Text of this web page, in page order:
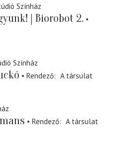
Színház
| Biorobot 2.
Színház
Rendező
A társulat
Rendező
A társulat